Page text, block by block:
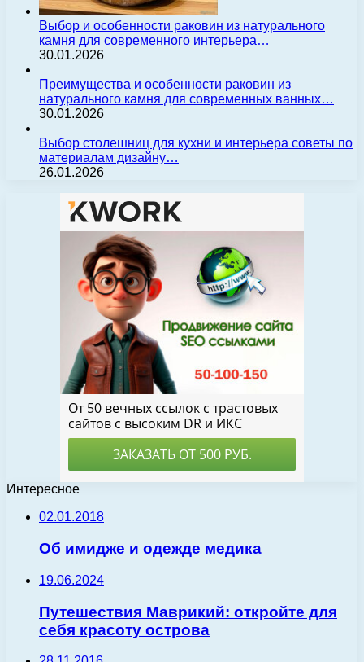
Выбор и особенности раковин из натурального
камня для современного интерьера…
30.01.2026
Преимущества и особенности раковин из
натурального камня для современных ванных…
30.01.2026
Выбор столешниц для кухни и интерьера советы по
материалам дизайну…
26.01.2026
Интересное
02.01.2018
Об имидже и одежде медика
19.06.2024
Путешествия Маврикий: откройте для
себя красоту острова